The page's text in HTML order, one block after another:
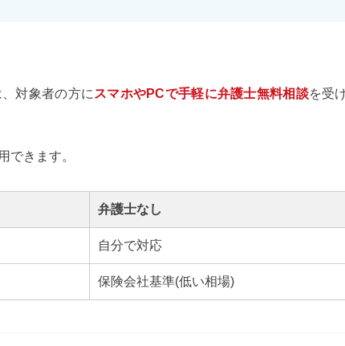
対象者の方に スマホやPCで手軽に弁護士無料相談を受
できます。
弁護士なし
自分で対応
保険会社基準(低い相場)